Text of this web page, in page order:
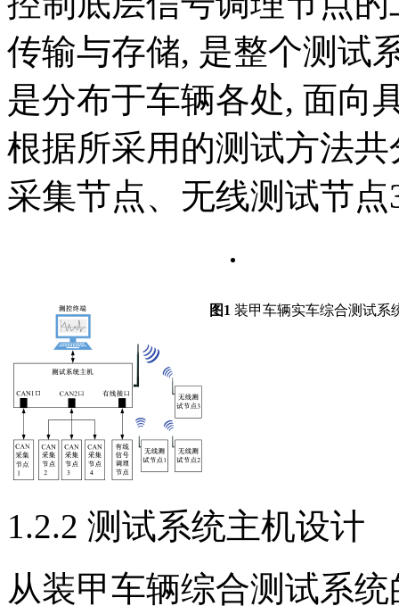
传输与存储, 是整个测试
是分布于车辆各处, 面向
根据所采用的测试方法
采集节点、无线测试节点
图1 装甲车辆实车综合测试系
1.2.2 测试系统主机设计
从装甲车辆综合测试系